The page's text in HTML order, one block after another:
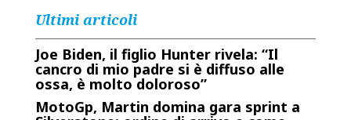
Ultimi articoli
Joe Biden, il figlio Hunter rivela: “Il
cancro di mio padre si è diffuso alle
ossa, è molto doloroso”
MotoGp, Martin domina gara sprint a